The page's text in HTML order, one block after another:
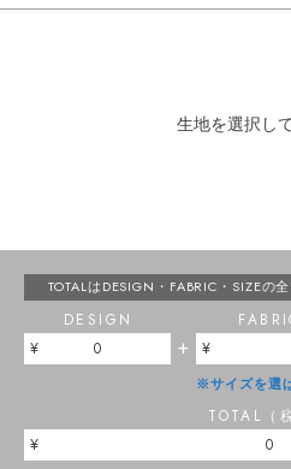
生地を選択し
TOTALはDESIGN・FABRIC・SIZEの
DESIGN
0
+
※サイズを選
TOTAL（
0